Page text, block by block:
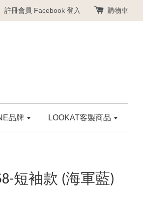
註冊會員 Facebook 登入 購物車
品牌 LOOKAT客製商品
短袖款 (海軍藍)